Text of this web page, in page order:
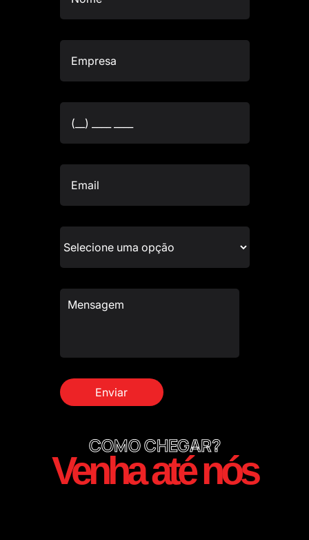
COMO CHEGAR?
Venha até nós